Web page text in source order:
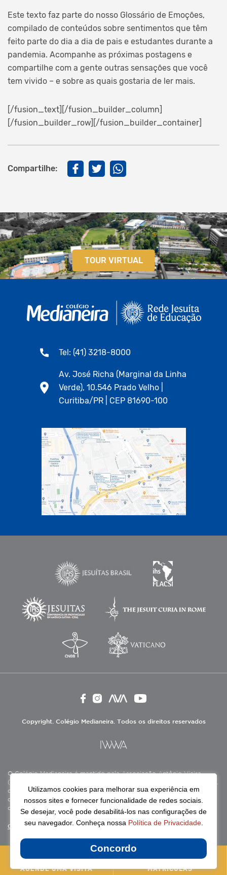
Este texto faz parte do nosso Glossário de Emoções,
compilado de conteúdos sobre sentimentos que têm
feito parte do dia a dia de pais e estudantes durante a
pandemia. Acompanhe as próximas postagens e
compartilhe com a gente outras sensações que você
tem vivido – e sobre as quais gostaria de ler mais.
[/fusion_text][/fusion_builder_column]
[/fusion_builder_row][/fusion_builder_container]
Compartilhe:
AGENDE UMA VISITA MATRÍCULAS
TOUR VIRTUAL
Tel: (41) 3218-8000
Av. José Richa (Marginal da Linha
Verde), 10.546 Prado Velho |
Curitiba/PR | CEP 81690-100
Copyright. Colégio Medianeira. Todos os direitos reservados
O Colégio Medianeira é mantido pela Associação Antônio Vieira
(ASAV), instituição de direito privado sem fins lucrativos, filantrópica,
de natureza educativa, cultural, assistencial e beneficente, certificada
como Entidade Beneficente de Assistência Social (CEBAS), nas áreas
de educação e assistência social.
Continue lendo
Utilizamos cookies para melhorar sua experiência em
nossos sites e fornecer funcionalidade de redes sociais.
Se desejar, você pode desabilitá-los nas configurações de
seu navegador. Conheça nossa Política de Privacidade.
Concordo